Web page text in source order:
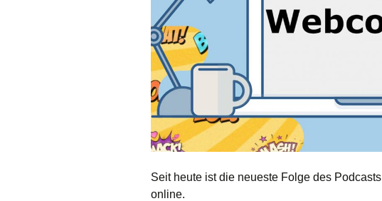
Seit heute ist die neueste Folge des Podcasts
online.